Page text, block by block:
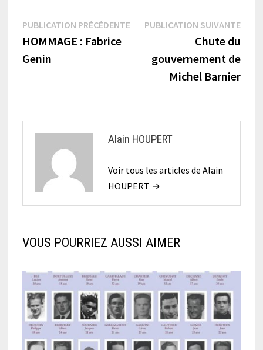
Navigation
de
PUBLICATION PRÉCÉDENTEPublication
HOMMAGE : Fabrice
Genin
PUBLICATION SUIVANTE
Chute du
gouvernement de
Michel Barnier
Alain HOUPERT
Voir tous les articles de Alain
HOUPERT →
VOUS POURRIEZ AUSSI AIMER